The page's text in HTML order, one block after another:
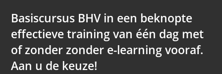
Basiscursus BHV in een beknopte
effectieve training van één dag met
of zonder zonder e-learning vooraf.
Aan u de keuze!